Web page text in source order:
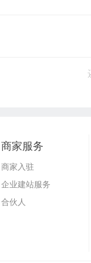
商家服务
商家入驻
企业建站服务
合伙人